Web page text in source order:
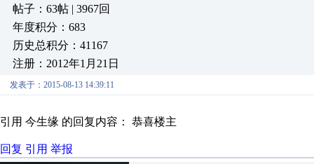
帖子：63帖 | 3967回
年度积分：683
历史总积分：41167
注册：2012年1月21日
发表于：2015-08-13 14:39:11
引用 今生缘 的回复内容： 恭喜楼主
回复 引用 举报